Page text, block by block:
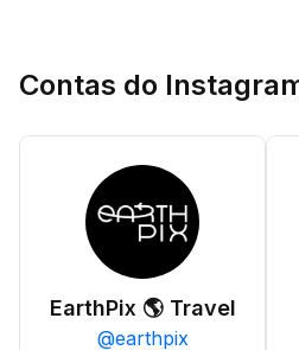
Contas do
EarthPix 🌎 Travel
@earthpix